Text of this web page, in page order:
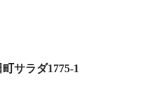
サラダ1775-1